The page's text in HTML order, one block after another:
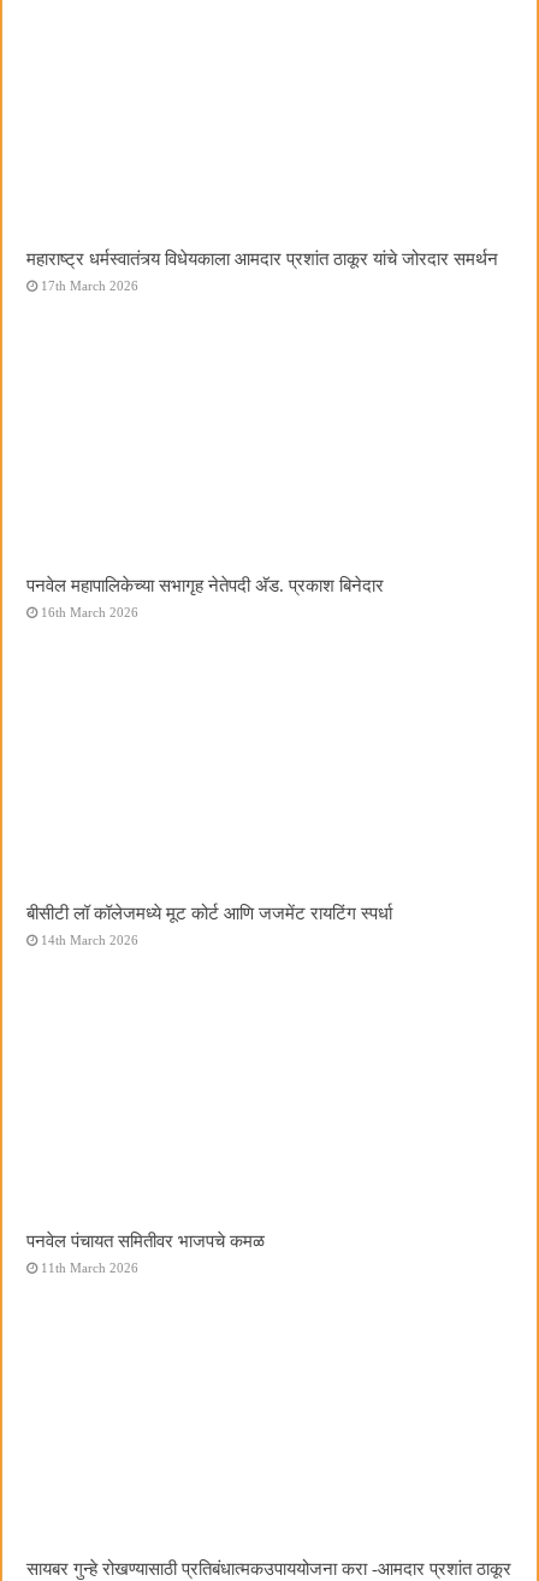
महाराष्ट्र धर्मस्वातंत्र्य विधेयकाला आमदार प्रशांत ठाकूर यांचे जोरदार समर्थन
17th March 2026
पनवेल महापालिकेच्या सभागृह नेतेपदी अ‍ॅड. प्रकाश बिनेदार
16th March 2026
बीसीटी लॉ कॉलेजमध्ये मूट कोर्ट आणि जजमेंट रायटिंग स्पर्धा
14th March 2026
पनवेल पंचायत समितीवर भाजपचे कमळ
11th March 2026
सायबर गुन्हे रोखण्यासाठी प्रतिबंधात्मकउपाययोजना करा -आमदार प्रशांत ठाकूर